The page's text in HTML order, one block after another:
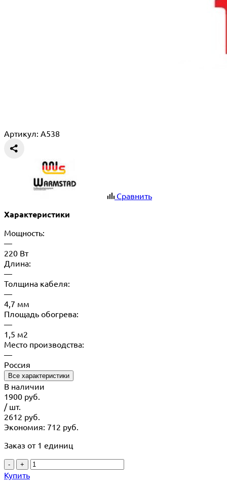
Артикул: A538
Сравнить
Характеристики
Мощность:
—
220 Вт
Длина:
—
Толщина кабеля:
—
4,7 мм
Площадь обогрева:
—
1,5 м2
Место производства:
—
Россия
Все характеристики
В наличии
1900 руб.
/ шт.
2612 руб.
Экономия: 712 руб.
Заказ от 1 единиц
- +
Купить